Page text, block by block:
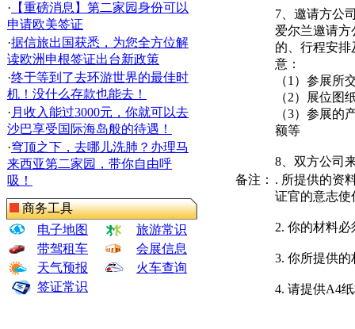
· 【重磅消息】第二家园身份可以
申请欧美签证
·据信旅出国获悉，为您全方位解
读欧洲申根签证出台新政策
·终于等到了去环游世界的最佳时
机！没什么存款也能去！
· 月收入能过3000元，你就可以去
沙巴享受国际海岛般的待遇！
·穹顶之下，去哪儿洗肺？办理马
来西亚第二家园，带你自由呼
吸！
商务工具
电子地图
旅游常识
带驾租车
会展信息
天气预报
火车查询
签证常识
7、邀请方公
爱尔兰邀请
的、行程安
意：
（1）参展所
（2）展位图
（3）参展的
额等
8、双方公司
备注： . 所提供的资
证官的意志使
2. 你的材料
3. 你所提供
4. 请提供A4